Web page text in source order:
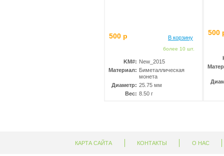
500 р В корзину
более 10 шт.
KM#: New_2015
Материал: Биметаллическая
монета
Диаметр: 25.75 мм
Вес: 8.50 г
500
КАРТА САЙТА КОНТАКТЫ О НАС